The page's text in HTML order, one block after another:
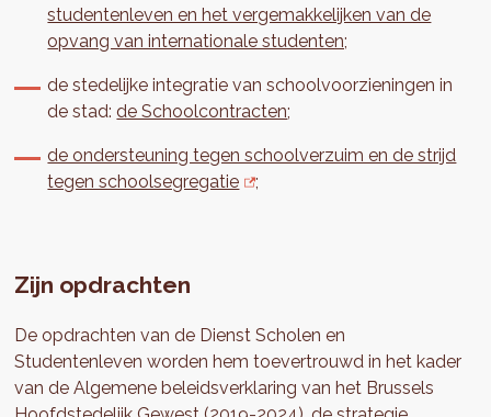
studentenleven en het vergemakkelijken van de
opvang van internationale studenten;
de stedelijke integratie van schoolvoorzieningen in
de stad:de Schoolcontracten;
de ondersteuning tegen schoolverzuim en de strijd
tegen schoolsegregatie
;
Zijn opdrachten
De opdrachten van de Dienst Scholen en
Studentenleven worden hem toevertrouwd in het kader
van de Algemene beleidsverklaring van het Brussels